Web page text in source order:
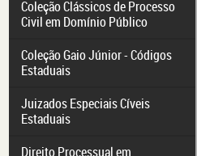
Coleção Clássicos de Processo
Civil em Domínio Público
Coleção Gaio Júnior - Códigos
Estaduais
Juizados Especiais Cíveis
Estaduais
Direito Processual em